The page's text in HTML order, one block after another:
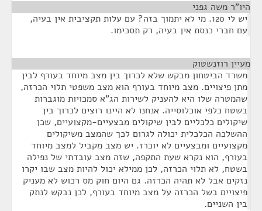
היו"ר משה גפני
יש לי 120. מי לא יתמוך בזה? עם עלות תקציבית אין בעיה,
עם חברי כנסת אין בעיה, רק תסכימו.
מעיין רוזנשטוק
משרד הביטחון מבקש שלא לכרוך בין מצב מיוחד בעורף לבין
מתן פיצויים. מצב מיוחד בעורף הוא מצב משפטי תלוי הכרזה,
שהמטרה שלו היא להעניק לשירות הג"א סמכויות מוגברות
בשטח כלפי אוכלוסייה. אנחנו לא היינו רוצים לכרוך בין
שיקולים כלכליים לבין שיקולים מבצעיים-מקצועיים, שכן
ההשלכה הכלכלית יכולה לגרום לכך שהמצב משיקולים
מקצועיים ומבצעיים לא יוכרז. יש מצב מקביל למצב מיוחד
בעורף, הוא נקרא שעת התקפה, שזה מצב עובדתי של נפילה
בשטח, לא תלוי הכרזה, לכן ממילא יכול להיות מצב שבו יקרו
נזקים אבל לא תהיה הכרזה. גם היום חוק מס רכוש לא מעניק
פיצויים בשל הכרזה על מצב מיוחד בעורף, לכן נבקש לנתק
בין השניים.